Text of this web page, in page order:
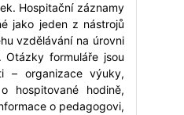
Hospitační záznamy
jako jeden z nástrojů
vzdělávání na úrovni
Otázky formuláře jsou
– organizace výuky,
hospitované hodině,
o pedagogovi,